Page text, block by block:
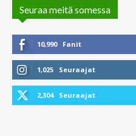
Seuraa meitä somessa
10,990 Fanit
1,025 Seuraajat
2,304 Seuraajat